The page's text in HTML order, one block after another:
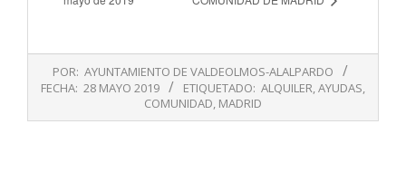
05-
POR: AYUNTAMIENTO DE VALDEOLMOS-ALALPARDO
FECHA: 28 MAYO 2019 ETIQUETADO: ALQUILER,AYUDAS,
COMUNIDAD, MADRID